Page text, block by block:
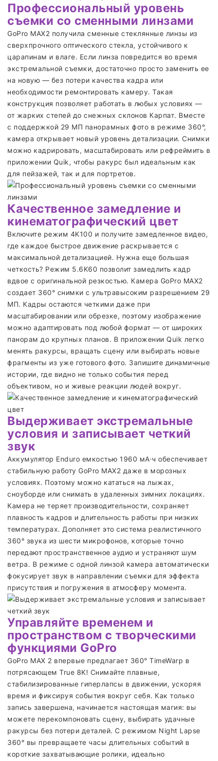
Профессиональный уровень
съемки со сменными линзами
GoPro MAX2 получила сменные стеклянные линзы из
сверхпрочного оптического стекла, устойчивого к
царапинам и влаге. Если линза повредится во время
экстремальной съемки, достаточно просто заменить ее
на новую — без потери качества кадра или
необходимости ремонтировать камеру. Такая
конструкция позволяет работать в любых условиях —
от жарких степей до снежных склонов Карпат. Вместе
с поддержкой 29 МП панорамных фото в режиме 360°,
камера открывает новый уровень детализации. Снимки
можно кадрировать, масштабировать или рефреймить в
приложении Quik, чтобы ракурс был идеальным как
для пейзажей, так и для портретов.
Качественное замедление и
кинематографический цвет
Включите режим 4K100 и получите замедленное видео,
где каждое быстрое движение раскрывается с
максимальной детализацией. Нужна еще большая
четкость? Режим 5.6K60 позволит замедлить кадр
вдвое с оригинальной резкостью. Камера GoPro MAX2
создает 360° снимки с ультравысоким разрешением 29
МП. Кадры остаются четкими даже при
масштабировании или обрезке, поэтому изображение
можно адаптировать под любой формат — от широких
панорам до крупных планов. В приложении Quik легко
менять ракурсы, вращать сцену или выбирать новые
фрагменты из уже готового фото. Запишите динамичные
истории, где видно не только события перед
объективом, но и живые реакции людей вокруг.
Выдерживает экстремальные
условия и записывает четкий
звук
Аккумулятор Enduro емкостью 1960 мА·ч обеспечивает
стабильную работу GoPro MAX2 даже в морозных
условиях. Поэтому можно кататься на лыжах,
сноуборде или снимать в удаленных зимних локациях.
Камера не теряет производительности, сохраняет
плавность кадров и длительность работы при низких
температурах. Дополняет это система реалистичного
360° звука из шести микрофонов, которые точно
передают пространственное аудио и устраняют шум
ветра. В режиме с одной линзой камера автоматически
фокусирует звук в направлении съемки для эффекта
присутствия и погружения в атмосферу момента.
Управляйте временем и
пространством с творческими
функциями GoPro
GoPro MAX 2 впервые предлагает 360° TimeWarp в
потрясающем True 8K! Снимайте плавные,
стабилизированные гиперлапсы в движении, ускоряя
время и фиксируя события вокруг себя. Как только
запись завершена, начинается настоящая магия: вы
можете перекомпоновать сцену, выбирать удачные
ракурсы без потери деталей. С режимом Night Lapse
360° вы превращаете часы длительных событий в
короткие захватывающие ролики, идеально